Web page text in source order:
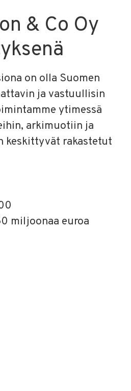
& Co Oy
on olla Suomen
ja vastuullisin
ytimessä
arkimuotiin ja
keskittyvät rakastetut
miljoonaa euroa